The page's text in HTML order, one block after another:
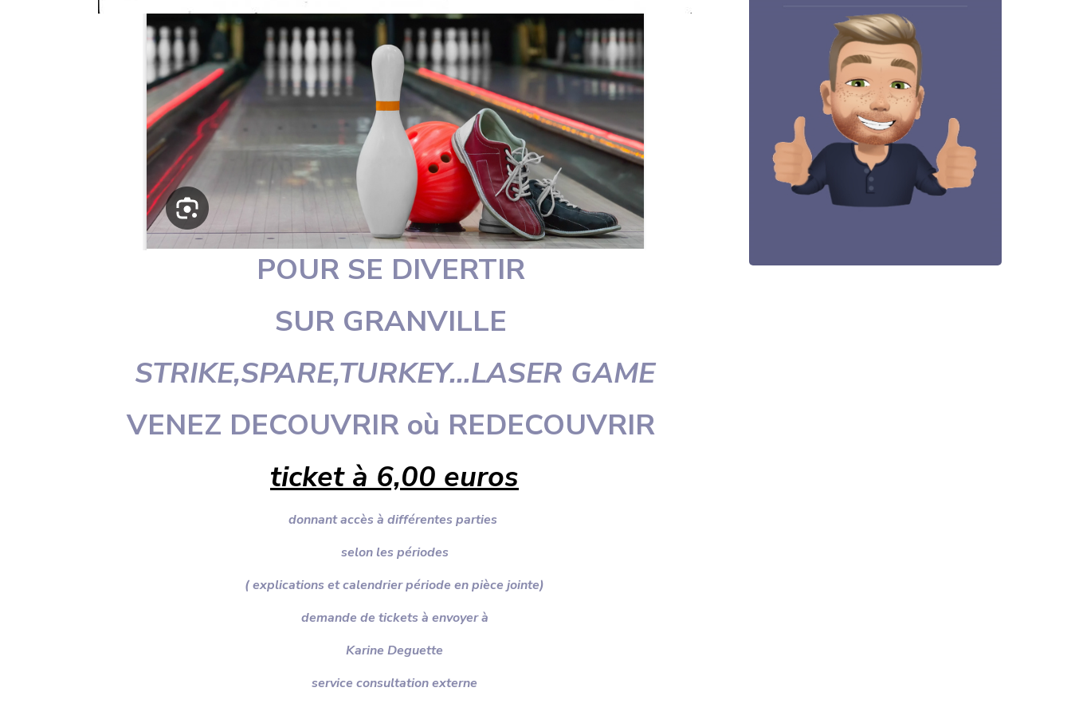
POUR SE DIVERTIR
SUR GRANVILLE
STRIKE,SPARE,TURKEY…LASER GAME
VENEZ DECOUVRIR où REDECOUVRIR
ticket à 6,00 euros
donnant accès à différentes parties
selon les périodes
( explications et calendrier période en pièce jointe)
demande de tickets à envoyer à
Karine Deguette
service consultation externe